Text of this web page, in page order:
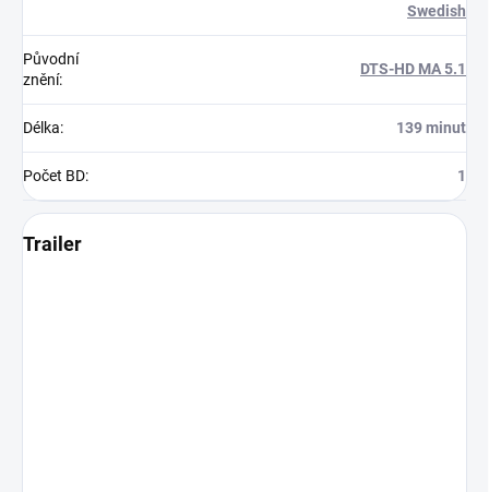
Swedish
Původní
znění:
DTS-HD MA 5.1
Délka: 139 minut
Počet BD: 1
Trailer